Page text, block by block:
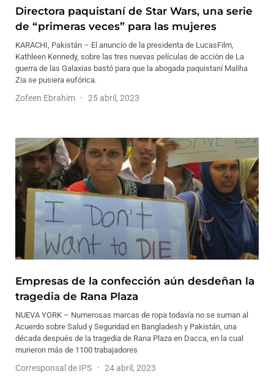
Directora paquistaní de Star Wars, una serie
de “primeras veces” para las mujeres
KARACHI, Pakistán – El anuncio de la presidenta de LucasFilm,
Kathleen Kennedy, sobre las tres nuevas películas de acción de La
guerra de las Galaxias bastó para que la abogada paquistaní Maliha
Zia se pusiera eufórica.
Zofeen Ebrahim 25 abril, 2023
Empresas de la confección aún desdeñan la
tragedia de Rana Plaza
NUEVA YORK – Numerosas marcas de ropa todavía no se suman al
Acuerdo sobre Salud y Seguridad en Bangladesh y Pakistán, una
década después de la tragedia de Rana Plaza en Dacca, en la cual
murieron más de 1100 trabajadores
Corresponsal de IPS 24 abril, 2023